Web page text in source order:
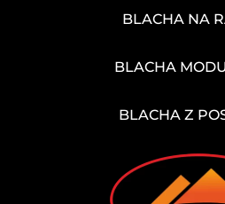
BLACHA NA
BLACHA
BLACHA Z